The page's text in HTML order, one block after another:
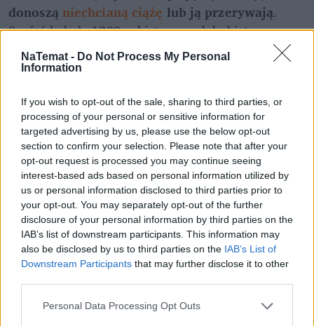
NaTemat - Do Not Process My Personal
Information
If you wish to opt-out of the sale, sharing to third parties, or
processing of your personal or sensitive information for
targeted advertising by us, please use the below opt-out
section to confirm your selection. Please note that after your
opt-out request is processed you may continue seeing
interest-based ads based on personal information utilized by
us or personal information disclosed to third parties prior to
your opt-out. You may separately opt-out of the further
disclosure of your personal information by third parties on the
IAB’s list of downstream participants. This information may
also be disclosed by us to third parties on the IAB’s List of
Downstream Participants that may further disclose it to other
Personal Data Processing Opt Outs
donoszą niechcianą ciążę lub ją przerywają.
Spośród około 1200 ankietowanych kobiet w
niechcianej ciąży około połowa zdecydowała się na
jej przerwanie, a druga połowa ją donosiła.
Według badania 78 proc. kobiet, które poddały się
aborcji, zgłaszało napiętnowanie związane z
przerwaniem ciąży. To z kolei utrudniało im dostęp
do opieki medycznej. Natomiast napiętnowanie ze
strony otoczenia było znacznie mniejsze, niż się
obawiano. Potwierdziła to również prezeska Caritas
Eva Welskop-Deffaa. Ponadto tylko niewielka część
ankietowanych lekarzy i lekarek przyznała, że z
obawy przed stygmatyzacją nie wykonuje zabiegów
przerwania ciąży.